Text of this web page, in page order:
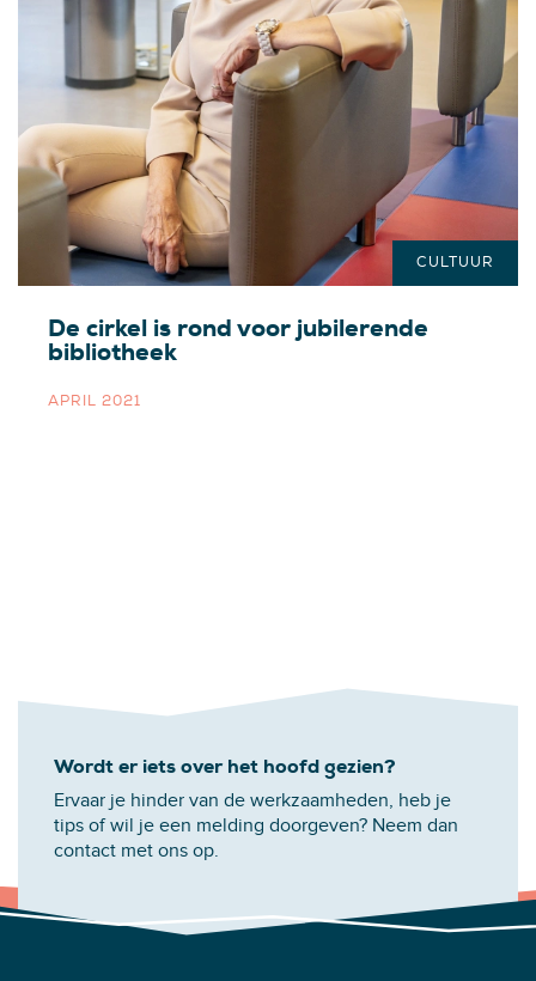
De cirkel is rond voor jubilerende
bibliotheek
APRIL 2021
CULTUUR
Wordt er iets over het hoofd gezien?
Ervaar je hinder van de werkzaamheden, heb je
tips of wil je een melding doorgeven? Neem dan
contact met ons op.